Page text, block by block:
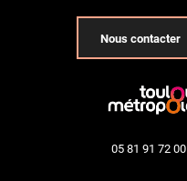
Nous contacter
05 81 91 72 00